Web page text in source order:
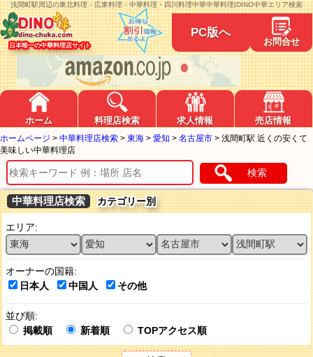
浅間町駅周辺の東北料理・広東料理・中華料理・四川料理中華中華料理|DINO中華エリア検索
日本唯一の中華料理店サイト
PC版へ
お問合せ
ホーム 料理店検索 求人情報 売店情報
ホームページ > 中華料理店検索 > 東海 > 愛知 > 名古屋市 > 浅間町駅 近くの安くて
美味しい中華料理店
検索
中華料理店検索 カテゴリー別
エリア:
オーナーの国籍:
日本人
中国人 その他
並び順:
掲載順
新着順 TOPアクセス順